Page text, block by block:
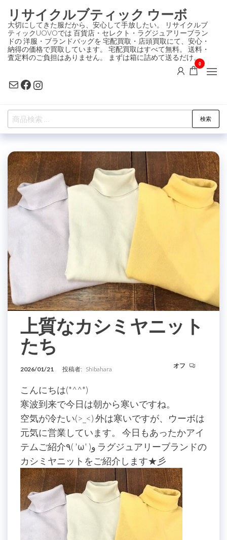
ン
テ
ン
ツ
プ
リサイクルブティック ウーボ
大切にしてきた服だから、安心して手放したい。 リサイクルブ
ティックUOVOでは 百貨店・セレクト・ラグジュアリーブラン
ドの 洋服・ブランドバッグを 宅配買取・店頭買取にて、安心・
納得の価格で買取しています。 宅配買取はすべて無料。 送料・
査定料のご負担はありません。 まずは箱に詰めて送るだけ。
MailFacebook
Instagram
0
検
索
象:
検索
上質なカシミヤニット
たち
2026/01/21 投稿者: Shibahara オフ
こんにちは(*^^*)
寒波到来で今日は朝から寒いですね。
空気が冷たい(>_<) 外は寒いですが、ウーボは
元気に営業しています。 今日もあったかアイ
テムご紹介٩( 'ω' )و ラグジュアリーブランドの
カシミヤニットをご紹介します★彡